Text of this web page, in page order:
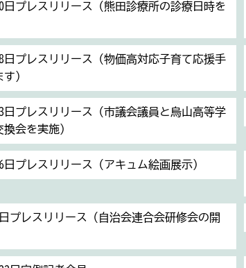
日プレスリリース（熊田診療所の診療日時を
日プレスリリース（物価高対応子育て応援手
）
日プレスリリース（市議会議員と烏山高等学
会を実施）
日プレスリリース（アキュム絵画展示）
プレスリリース（自治会連合会研修会の開